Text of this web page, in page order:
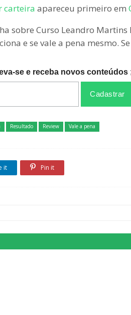
carteira apareceu primeiro em
sobre Curso Leandro Martins
e se vale a pena mesmo.
se e receba novos conteúdos
Resultado Review Vale a pena
it Pin it